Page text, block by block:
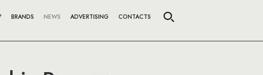
BRANDS NEWS ADVERTISING CONTACTS